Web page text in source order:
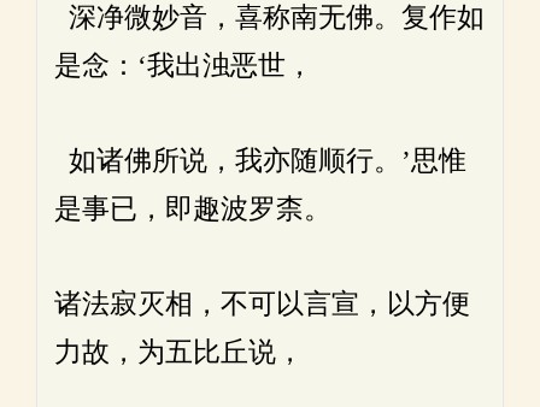
深净微妙音，喜称南无佛。复作如
是念：‘我出浊恶世，
如诸佛所说，我亦随顺行。’思惟
是事已，即趣波罗柰。
诸法寂灭相，不可以言宣，以方便
力故，为五比丘说，